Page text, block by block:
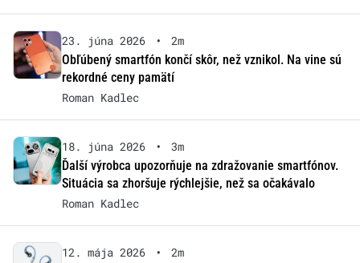
23. júna 2026 •
2m
Obľúbený smartfón končí skôr, než vznikol. Na vine sú
rekordné ceny pamätí
Roman Kadlec
18. júna 2026 •
3m
Ďalší výrobca upozorňuje na zdražovanie smartfónov.
Situácia sa zhoršuje rýchlejšie, než sa očakávalo
Roman Kadlec
12. mája 2026 •
2m